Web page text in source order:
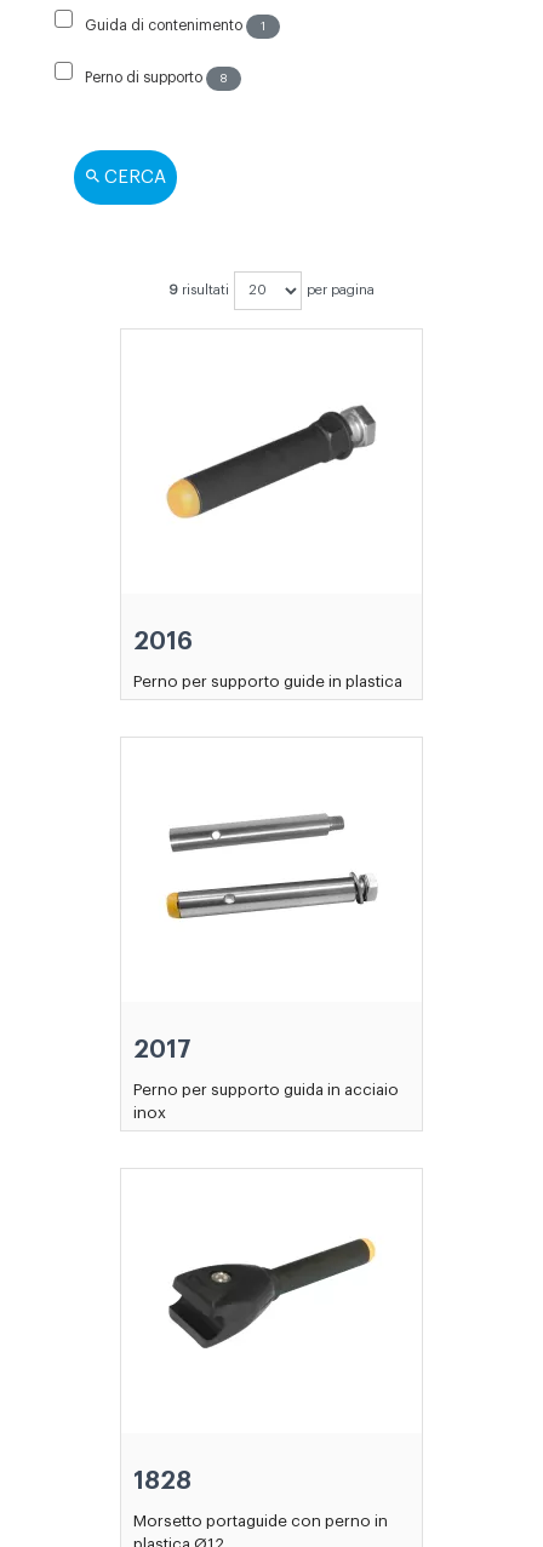
Guida di contenimento 1
Perno di supporto 8
CERCA
9 risultati per pagina
2016
Perno per supporto guide in plastica
2017
Perno per supporto guida in acciaio
inox
1828
Morsetto portaguide con perno in
plastica Ø12